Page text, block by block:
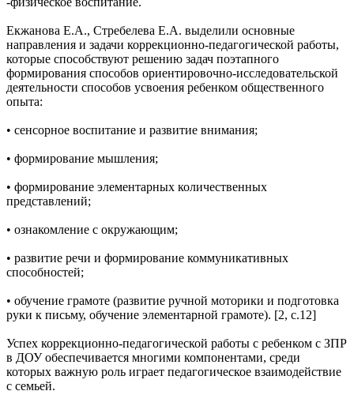
Екжанова Е.А., Стребелева Е.А. выделили основные
направления и задачи коррекционно-педагогической работы,
которые способствуют решению задач поэтапного
формирования способов ориентировочно-исследовательской
деятельности способов усвоения ребенком общественного
опыта:
• сенсорное воспитание и развитие внимания;
• формирование мышления;
• формирование элементарных количественных
представлений;
• ознакомление с окружающим;
• развитие речи и формирование коммуникативных
способностей;
• обучение грамоте (развитие ручной моторики и подготовка
руки к письму, обучение элементарной грамоте). [2, с.12]
Успех коррекционно-педагогической работы с ребенком с ЗПР
в ДОУ обеспечивается многими компонентами, среди
которых важную роль играет педагогическое взаимодействие
с семьей.